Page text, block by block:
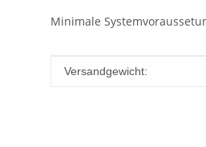
Minimale
Produkteigenschaft
Wert
Versandgewicht: